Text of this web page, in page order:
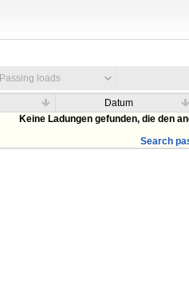
Passing loads
Datum
Keine Ladungen gefunden, die den
Search